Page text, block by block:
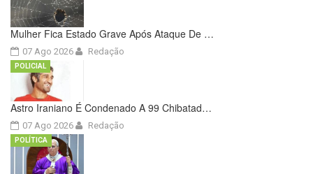
Mulher Fica Estado Grave Após Ataque De …
07 Ago 2026 Redação
Astro Iraniano É Condenado A 99 Chibatad…
07 Ago 2026
POLICIAL
Redação
POLÍTICA